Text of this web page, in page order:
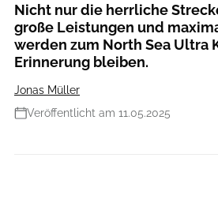
Nicht nur die herrliche
große Leistungen und
werden zum North Sea Ultra
Erinnerung bleiben.
Jonas Müller
Veröffentlicht am 11.05.2025